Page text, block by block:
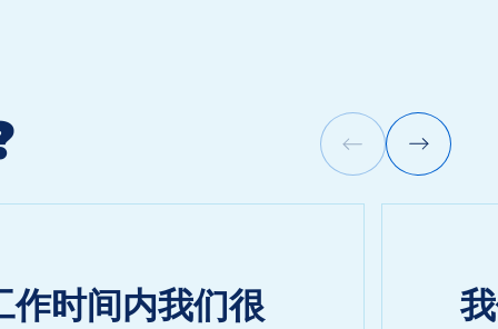
作时间内我们很